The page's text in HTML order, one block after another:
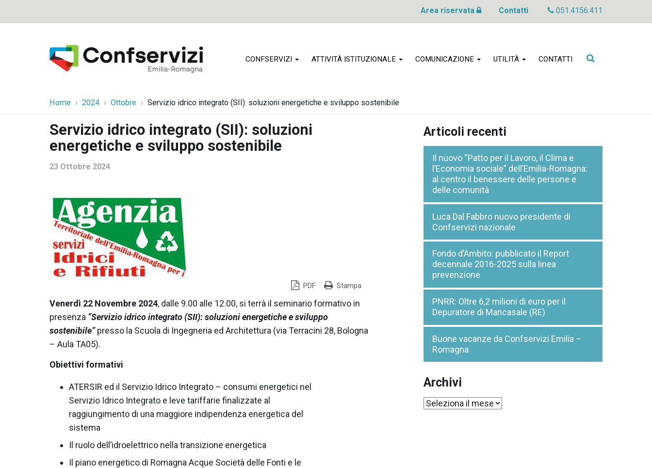
Area riservata Contatti 051.4156.411
CONFSERVIZI ATTIVITÀ ISTITUZIONALE COMUNICAZIONE UTILITÀ CONTATTI
Cerca
Home 2024 Ottobre Servizio idrico integrato (SII): soluzioni energetiche e sviluppo sostenibile
Servizio idrico integrato (SII): soluzioni
energetiche e sviluppo sostenibile
23 Ottobre 2024
PDF Stampa
Venerdì 22 Novembre 2024, dalle 9.00 alle 12.00, si terrà il seminario formativo in
presenza “Servizio idrico integrato (SII): soluzioni energetiche e sviluppo
sostenibile”presso la Scuola di Ingegneria ed Architettura (via Terracini 28, Bologna
– Aula TA05).
Obiettivi formativi
ATERSIR ed il Servizio Idrico Integrato – consumi energetici nel
Servizio Idrico Integrato e leve tariffarie finalizzate al
raggiungimento di una maggiore indipendenza energetica del
sistema
Il ruolo dell’idroelettrico nella transizione energetica
Il piano energetico di Romagna Acque Società delle Fonti e le
Articoli recenti
Il nuovo “Patto per il Lavoro, il Clima e
l’Economia sociale” dell’Emilia-Romagna:
al centro il benessere delle persone e
delle comunità
Luca Dal Fabbro nuovo presidente di
Confservizi nazionale
Fondo d’Ambito: pubblicato il Report
decennale 2016-2025 sulla linea
prevenzione
PNRR: Oltre 6,2 milioni di euro per il
Depuratore di Mancasale (RE)
Buone vacanze da Confservizi Emilia –
Romagna
Archivi
Archivi